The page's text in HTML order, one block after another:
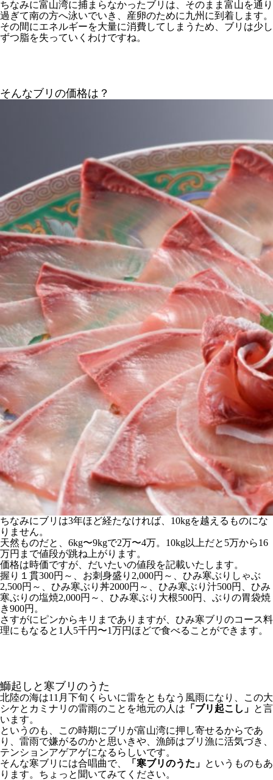
ちなみに富山湾に捕まらなかったブリは、そのまま富山を通り
過ぎて南の方へ泳いでいき、産卵のために九州に到着します。
その間にエネルギーを大量に消費してしまうため、ブリは少し
ずつ脂を失っていくわけですね。
そんなブリの価格は？
ちなみにブリは3年ほど経たなければ、10kgを越えるものにな
りません。
天然ものだと、6kg〜9kgで2万〜4万。10kg以上だと5万から16
万円まで値段が跳ね上がります。
価格は時価ですが、だいたいの値段を記載いたします。
握り１貫300円～、お刺身盛り2,000円～、ひみ寒ぶりしゃぶ
2,500円～、ひみ寒ぶり丼2000円～、ひみ寒ぶり汁500円、ひみ
寒ぶりの塩焼2,000円～、ひみ寒ぶり大根500円、ぶりの胃袋焼
き900円。
さすがにピンからキリまでありますが、ひみ寒ブリのコース料
理にもなると1人5千円〜1万円ほどで食べることができます。
鰤起しと寒ブリのうた
北陸の海は11月下旬くらいに雷をともなう風雨になり、この大
シケとカミナリの雷雨のことを地元の人は 「ブリ起こし」 と言
います。
というのも、この時期にブリが富山湾に押し寄せるからであ
り、雷雨で嫌がるのかと思いきや、漁師はブリ漁に活気づき、
テンションアゲアゲになるらしいです。
そんな寒ブリには合唱曲で、
「寒ブリのうた」 というものもあ
ります。ちょっと聞いてみてください。